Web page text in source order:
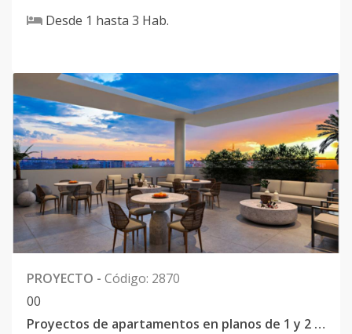
Desde 1 hasta 3 Hab.
PROYECTO - Código: 2870
00
Proyectos de apartamentos en planos de 1 y 2 habitaciones en Naco